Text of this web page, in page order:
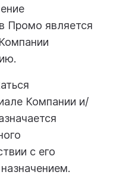
Промо является
Компании и/
с его